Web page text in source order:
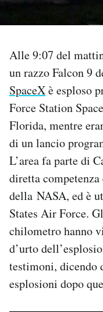
I MIEI PREFERITI
SHOP
CALENDARIO
AREA PERSONALE
Area Personale
Newsletter
Hai bisogno di
Esci
Alle 9:07 del
un razzo Falcon 9
SpaceXè esploso
Force Station
Florida, mentre
di un lancio
L’area fa parte di
diretta
della NASA, ed è
States Air Force.
chilometro hanno
d’urto
testimoni, dicendo
esplosioni dopo